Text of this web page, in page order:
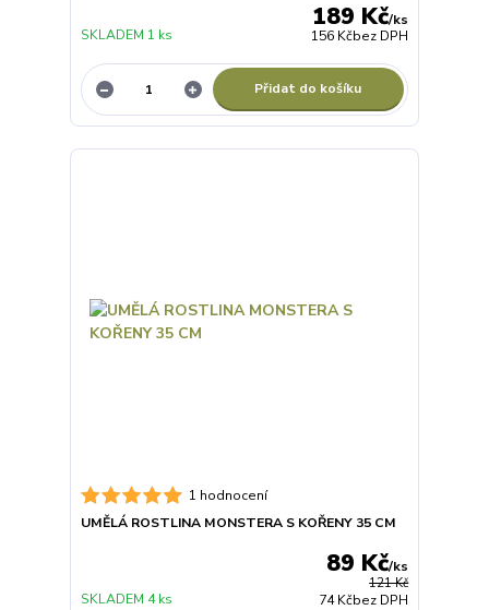
189 Kč/ks
156 Kčbez DPH
SKLADEM 1 ks
Přidat do košíku
1 hodnocení
UMĚLÁ ROSTLINA MONSTERA S KOŘENY 35 CM
121 Kč
89 Kč/ks
74 Kčbez DPH
SKLADEM 4 ks